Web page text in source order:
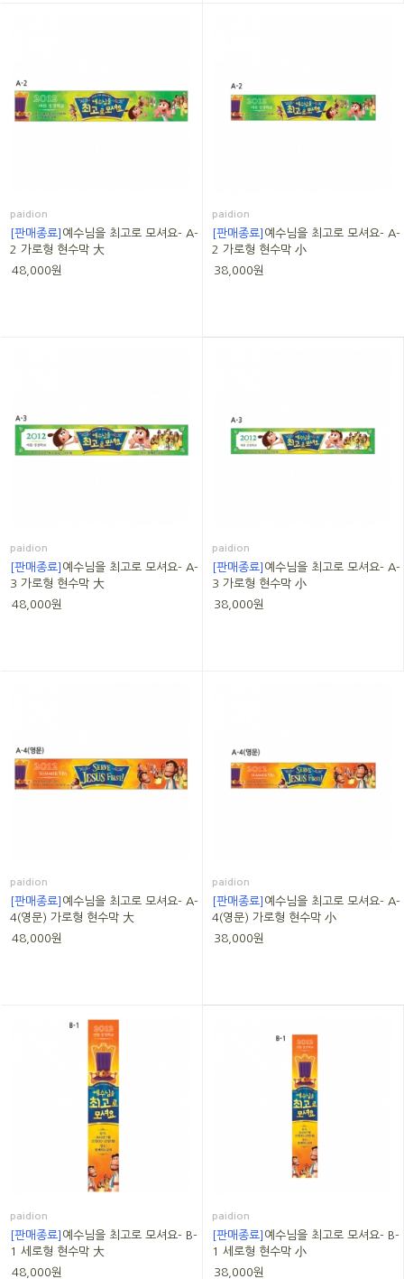
paidion
[판매종료] 예수님을 최고로 모셔요- A-
2 가로형 현수막 大
48,000원
paidion
[판매종료] 예수님을 최고로 모셔요- A-
2 가로형 현수막 小
38,000원
paidion
[판매종료] 예수님을 최고로 모셔요- A-
3 가로형 현수막 大
48,000원
paidion
[판매종료] 예수님을 최고로 모셔요- A-
3 가로형 현수막 小
38,000원
paidion
[판매종료] 예수님을 최고로 모셔요- A-
4(영문) 가로형 현수막 大
48,000원
paidion
[판매종료] 예수님을 최고로 모셔요- A-
4(영문) 가로형 현수막 小
38,000원
paidion
[판매종료] 예수님을 최고로 모셔요- B-
1 세로형 현수막 大
48,000원
paidion
[판매종료] 예수님을 최고로 모셔요- B-
1 세로형 현수막 小
38,000원